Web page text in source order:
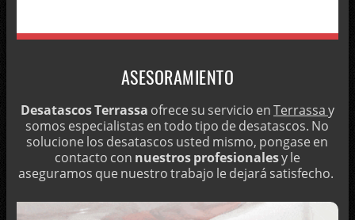
INSPECCIONAR REDES CON CÁMARAS DE TV
¿HAY UNA FUGA DE AGUA Y NO SABE DÓNDE SE ENCUENTRA?
MANTENIMIENTO DE FOSAS SÉPTICAS
LOCALIZACIÓN DE FUGAS OCULTAS
MANTENIMIENTO DE POZOS CIEGOS
DESATASCAR DE URGENCIA CON CUBAS
ASESORAMIENTO
Desatascos Terrassa ofrece su servicio enTerrassay
somos especialistas en todo tipo de desatascos. No
solucione los desatascos usted mismo, pongase en
contacto con nuestros profesionalesy le
aseguramos que nuestro trabajo le dejará satisfecho.